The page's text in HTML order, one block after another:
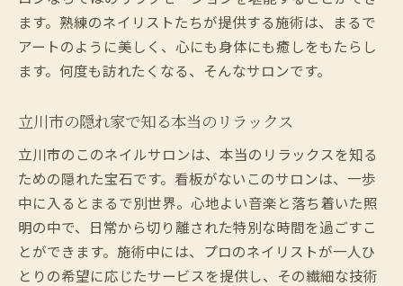
ます。熟練のネイリストたちが提供する施術は、まるで
アートのように美しく、心にも身体にも癒しをもたらし
ます。何度も訪れたくなる、そんなサロンです。
立川市の隠れ家で知る本当のリラックス
立川市のこのネイルサロンは、本当のリラックスを知る
ための隠れた宝石です。看板がないこのサロンは、一歩
中に入るとまるで別世界。心地よい音楽と落ち着いた照
明の中で、日常から切り離された特別な時間を過ごすこ
とができます。施術中には、プロのネイリストが一人ひ
とりの希望に応じたサービスを提供し、その繊細な技術